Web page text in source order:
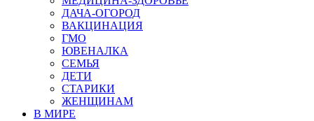
ДАЧА-ОГОРОД
ВАКЦИНАЦИЯ
ГМО
ЮВЕНАЛКА
СЕМЬЯ
ДЕТИ
СТАРИКИ
ЖЕНЩИНАМ
В МИРЕ